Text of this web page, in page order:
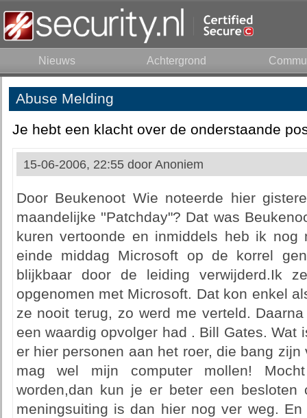
Nieuws Achtergrond
Abuse Melding
Je hebt een klacht over de onderstaande
15-06-2006, 22:55 door Anoniem
Door Beukenoot Wie noteerde hier
maandelijke ''Patchday"? Dat was
kuren vertoonde en inmiddels heb ik nog
einde middag Microsoft op de korrel
blijkbaar door de leiding verwijderd.Ik
opgenomen met Microsoft. Dat kon enkel
ze nooit terug, zo werd me verteld.
een waardig opvolger had . Bill Gates. Wat
er hier personen aan het roer, die bang
mag wel mijn computer mollen!
worden,dan kun je er beter een besloten
meningsuiting is dan hier nog ver weg.